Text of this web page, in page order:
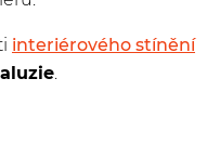
interiérového stínění
.